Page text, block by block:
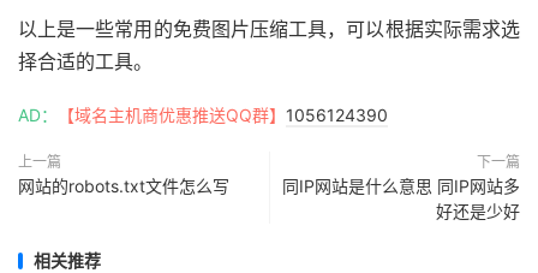
以上是一些常用的免费图片压缩工具，可以根据实际需求选
择合适的工具。
AD： 【域名主机商优惠推送QQ群】 1056124390
上一篇
网站的robots.txt文件怎么写
下一篇
同IP网站是什么意思 同IP网站多
好还是少好
相关推荐